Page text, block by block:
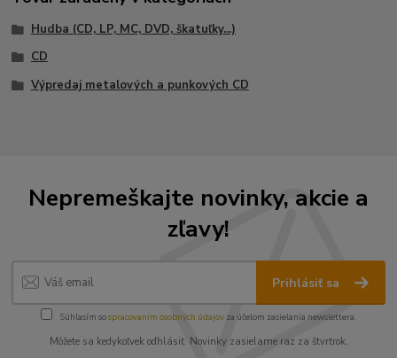
Hudba (CD, LP, MC, DVD, škatuľky...)
CD
Výpredaj metalových a punkových CD
Nepremeškajte novinky, akcie a
zľavy!
Prihlásiť sa
Súhlasím sospracovaním osobných údajov za účelom zasielania newslettera.
Môžete sa kedykoľvek odhlásiť. Novinky zasielame raz za štvrťrok.